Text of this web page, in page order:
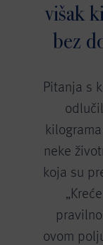
višak
bez
Pitanja s
neke
koja su
ovom